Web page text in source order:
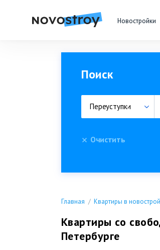
Новостройки
Поиск
Переуступки
Очистить
Главная Квартиры в
Квартиры со
Петербурге